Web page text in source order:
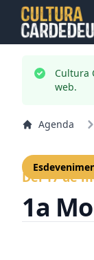
Cultura
web.
Agenda
Del 17 de
1a